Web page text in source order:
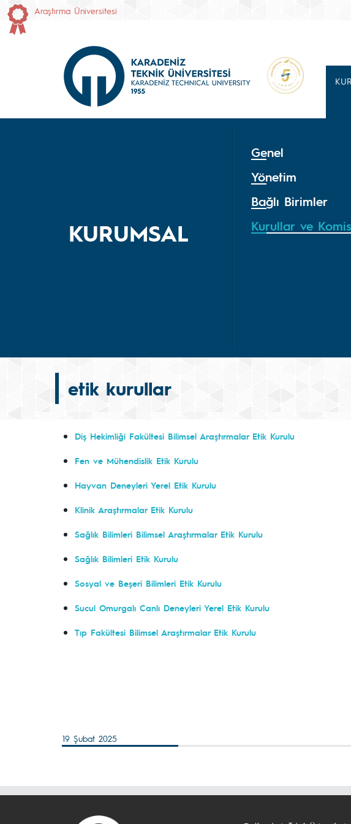
Araştırma Üniversitesi
KURUMSAL
Genel
Yönetim
Bağlı Birimler
Kurullar ve
etik kurullar
Diş Hekimliği Fakültesi Bilimsel Araştırmalar Etik Kurulu
Fen ve Mühendislik Etik Kurulu
Hayvan Deneyleri Yerel Etik Kurulu
Klinik Araştırmalar Etik Kurulu
Sağlık Bilimleri Bilimsel Araştırmalar Etik Kurulu
Sağlık Bilimleri Etik Kurulu
Sosyal ve Beşeri Bilimleri Etik Kurulu
Sucul Omurgalı Canlı Deneyleri Yerel Etik Kurulu
Tıp Fakültesi Bilimsel Araştırmalar Etik Kurulu
19 Şubat 2025